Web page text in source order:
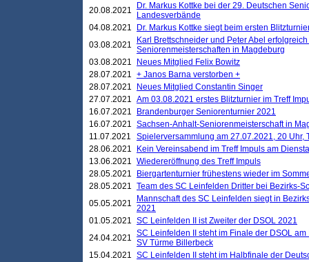
20.08.2021
Dr. Markus Kottke bei der 29. Deutschen
Landesverbände
04.08.2021
Dr. Markus Kottke siegt beim ersten
03.08.2021
Karl Brettschneider und Peter Abel
Seniorenmeisterschaften in Magdeburg
03.08.2021
Neues Mitglied Felix Bowitz
28.07.2021 + Janos Barna verstorben +
28.07.2021
Neues Mitglied Constantin Singer
27.07.2021 Am 03.08.2021 erstes Blitzturnier im Treff
16.07.2021
Brandenburger Seniorenturnier 2021
16.07.2021 Sachsen-Anhalt-Seniorenmeisterschaft in
11.07.2021
Spielerversammlung am 27.07.2021, 20 Uhr,
28.06.2021
Kein Vereinsabend im Treff Impuls am
13.06.2021 Wiedereröffnung des Treff Impuls
28.05.2021
Biergartenturnier frühestens wieder im
28.05.2021 Team des SC Leinfelden Dritter bei Bezirks-
05.05.2021
Mannschaft des SC Leinfelden siegt in
2021
01.05.2021 SC Leinfelden II ist Zweiter der DSOL 2021
24.04.2021 SC Leinfelden II steht im Finale der DSOL
SV Türme Billerbeck
15.04.2021 SC Leinfelden II steht im Halbfinale der